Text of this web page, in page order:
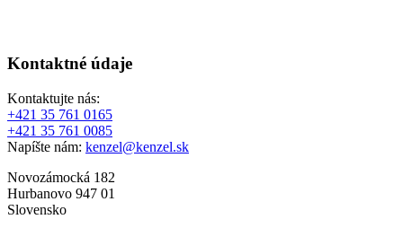
Kontaktné údaje
Kontaktujte nás:
+421 35 761 0165
+421 35 761 0085
Napíšte nám: kenzel@kenzel.sk
Novozámocká 182
Hurbanovo 947 01
Slovensko